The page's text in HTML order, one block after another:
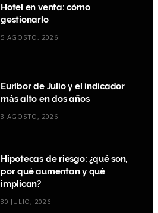
Hotel en venta: cómo
gestionarlo
5 AGOSTO, 2026
Euríbor de Julio y el indicador
más alto en dos años
3 AGOSTO, 2026
Hipotecas de riesgo: ¿qué son,
por qué aumentan y qué
implican?
30 JULIO, 2026